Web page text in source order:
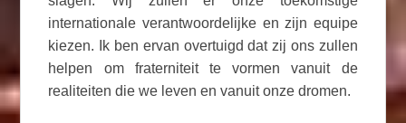
internationale verantwoordelijke en zijn equipe
kiezen. Ik ben ervan overtuigd dat zij ons zullen
helpen om fraterniteit te vormen vanuit de
realiteiten die we leven en vanuit onze dromen.